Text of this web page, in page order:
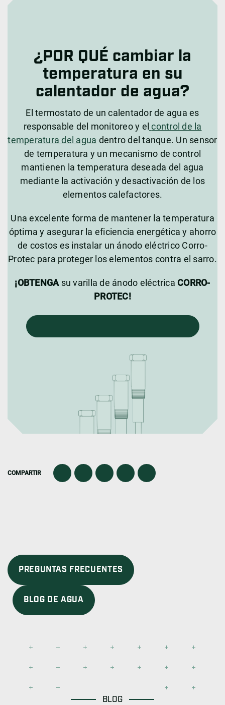
¿POR QUÉ cambiar la
temperatura en su
calentador de agua?
El termostato de un calentador de agua es
responsable del monitoreo y el control de la
temperatura del agua dentro del tanque. Un sensor
de temperatura y un mecanismo de control
mantienen la temperatura deseada del agua
mediante la activación y desactivación de los
elementos calefactores.
Una excelente forma de mantener la temperatura
óptima y asegurar la eficiencia energética y ahorro
de costos es instalar un ánodo eléctrico Corro-
Protec para proteger los elementos contra el sarro.
¡OBTENGAsu varilla de ánodo eléctrica CORRO-
PROTEC!
COMPARTIR
PREGUNTAS FRECUENTES
BLOG DE AGUA
BLOG